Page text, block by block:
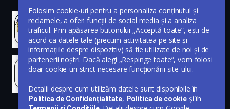
Folosim cookie-uri pentru a personaliza conținutul și
reclamele, a oferi funcții de social media și a analiza
traficul. Prin apăsarea butonului „Acceptă toate”, ești de
acord ca datele tale (precum activitatea pe site și
informațiile despre dispozitiv) să fie utilizate de noi și de
partenerii noștri. Dacă alegi „Respinge toate”, vom folosi
doar cookie-uri strict necesare funcționării site-ului.
Detalii despre cum utilizăm datele sunt disponibile în
Politica de Confidențialitate, Politica de cookieși în